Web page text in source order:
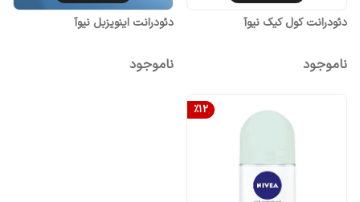
دئودرانت کول کیک نیوآ
ناموجود
دئودرانت اینویزبل نیوآ
ناموجود
%12